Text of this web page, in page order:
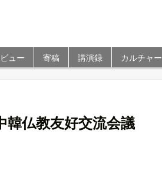
ュー 寄稿 講演録 カルチャー
韓仏教友好交流会議